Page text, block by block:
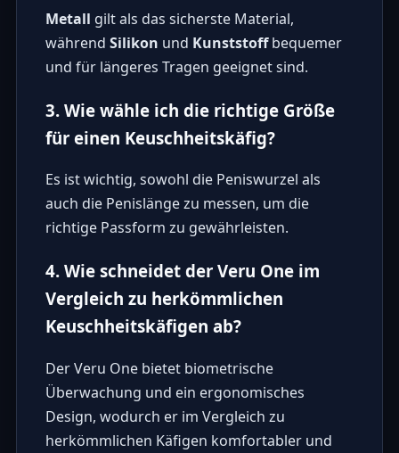
Metall gilt als das sicherste Material,
während Silikon und Kunststoffbequemer
und für längeres Tragen geeignet sind.
3. Wie wähle ich die richtige Größe
für einen Keuschheitskäfig?
Es ist wichtig, sowohl die Peniswurzel als
auch die Penislänge zu messen, um die
richtige Passform zu gewährleisten.
4. Wie schneidet der Veru One im
Vergleich zu herkömmlichen
Keuschheitskäfigen ab?
Der Veru One bietet biometrische
Überwachung und ein ergonomisches
Design, wodurch er im Vergleich zu
herkömmlichen Käfigen komfortabler und